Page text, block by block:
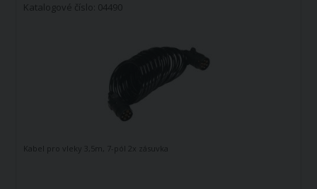
Katalogové číslo: 04490
Kabel pro vleky 3,5m, 7-pól 2x zásuvka